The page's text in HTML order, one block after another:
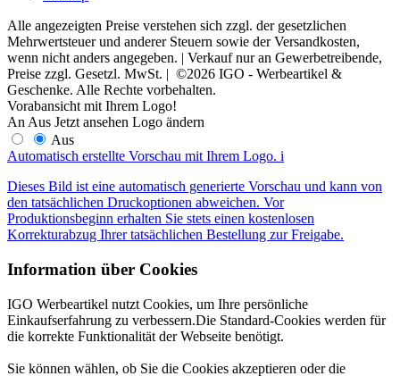
Alle angezeigten Preise verstehen sich zzgl. der gesetzlichen
Mehrwertsteuer und anderer Steuern sowie der Versandkosten,
wenn nicht anders angegeben. | Verkauf nur an Gewerbetreibende,
Preise zzgl. Gesetzl. MwSt. | ©2026 IGO - Werbeartikel &
Geschenke. Alle Rechte vorbehalten.
Vorabansicht mit Ihrem Logo!
An Aus Jetzt ansehen Logo ändern
Aus
Automatisch erstellte Vorschau mit Ihrem Logo. i
Dieses Bild ist eine automatisch generierte Vorschau und kann von
den tatsächlichen Druckoptionen abweichen. Vor
Produktionsbeginn erhalten Sie stets einen kostenlosen
Korrekturabzug Ihrer tatsächlichen Bestellung zur Freigabe.
Information über Cookies
IGO Werbeartikel nutzt Cookies, um Ihre persönliche
Einkaufserfahrung zu verbessern.Die Standard-Cookies werden für
die korrekte Funktionalität der Webseite benötigt.
Sie können wählen, ob Sie die Cookies akzeptieren oder die